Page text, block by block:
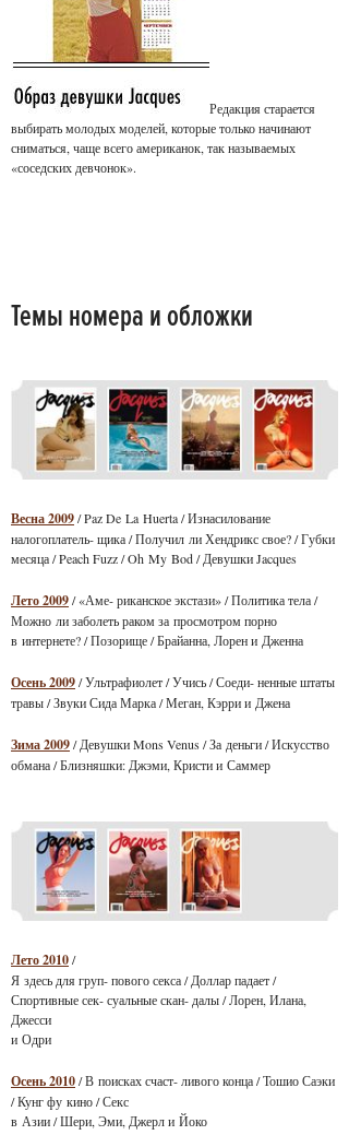
Редакция старается
выбирать молодых моделей, которые только начинают
сниматься, чаще всего американок, так называемых
«соседских девчонок».
Темы номера и обложки
Весна 2009/ Paz De La Huerta / Изнасилование
налогоплатель- щика / Получил ли Хендрикс свое? / Губки
месяца / Peach Fuzz / Oh My Bod / Девушки Jacques
Лето 2009/ «Аме- риканское экстази» / Политика тела /
Можно ли заболеть раком за просмотром порно
в интернете? / Позорище / Брайанна, Лорен и Дженна
Осень 2009/ Ультрафиолет / Учись / Соеди- ненные штаты
травы / Звуки Сида Марка / Меган, Кэрри и Джена
Зима 2009/ Девушки Mons Venus / За деньги / Искусство
обмана / Близняшки: Джэми, Кристи и Саммер
Лето 2010/
Я здесь для груп- пового секса / Доллар падает /
Спортивные сек- суальные скан- далы / Лорен, Илана,
Джесси
и Одри
Осень 2010/ В поисках счаст- ливого конца / Тошио Саэки
/ Кунг фу кино / Секс
в Азии / Шери, Эми, Джерл и Йоко